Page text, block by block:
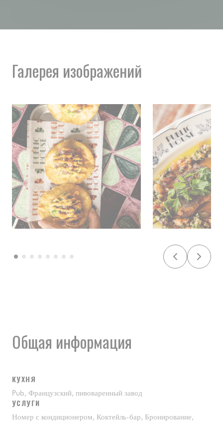
Галерея изображений
Общая информация
КУХНЯ
Pub, Французский, пивоваренный завод
УСЛУГИ
Номер с кондиционером, Коктейль-бар, Бронирование,